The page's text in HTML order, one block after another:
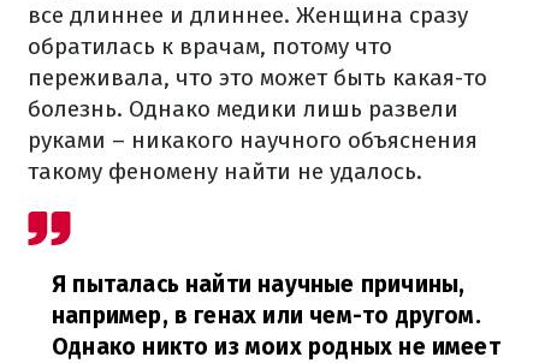
все длиннее и длиннее. Женщина сразу
обратилась к врачам, потому что
переживала, что это может быть какая-то
болезнь. Однако медики лишь развели
руками – никакого научного объяснения
такому феномену найти не удалось.
Я пыталась найти научные причины,
например, в генах или чем-то другом.
Однако никто из моих родных не имеет